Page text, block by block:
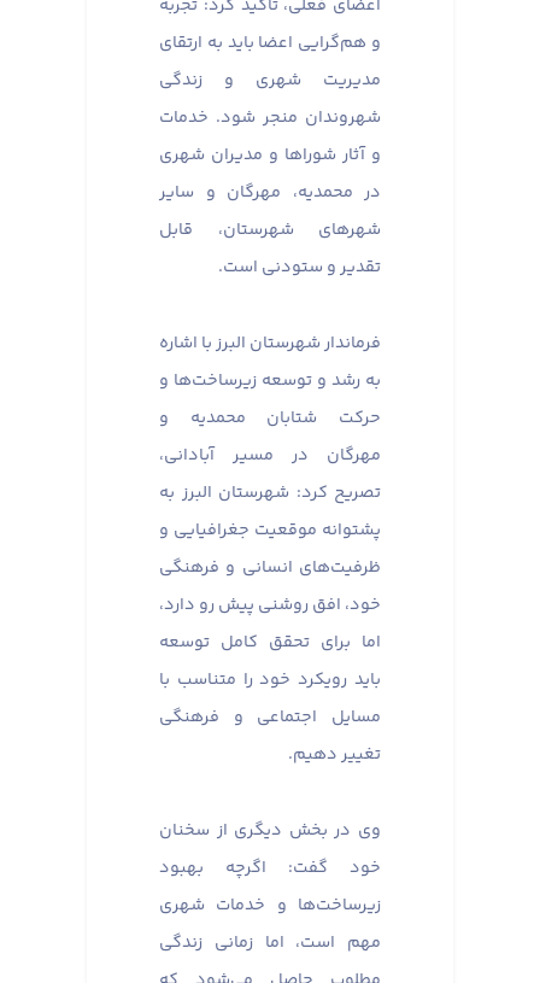
اعضای فعلی، تاکید کرد: تجربه
و هم‌گرایی اعضا باید به ارتقای
مدیریت شهری و زندگی
شهروندان منجر شود. خدمات
و آثار شوراها و مدیران شهری
در محمدیه، مهرگان و سایر
شهرهای شهرستان، قابل
تقدیر و ستودنی است.
فرماندار شهرستان البرز با اشاره
به رشد و توسعه زیرساخت‌ها و
حرکت شتابان محمدیه و
مهرگان در مسیر آبادانی،
تصریح کرد: شهرستان البرز به
پشتوانه موقعیت جغرافیایی و
ظرفیت‌های انسانی و فرهنگی
خود، افق روشنی پیش رو دارد،
اما برای تحقق کامل توسعه
باید رویکرد خود را متناسب با
مسایل اجتماعی و فرهنگی
تغییر دهیم.
وی در بخش دیگری از سخنان
خود گفت: اگرچه بهبود
زیرساخت‌ها و خدمات شهری
مهم است، اما زمانی زندگی